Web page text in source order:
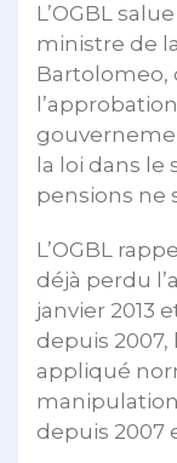
L’OGBL
ministre de
Bartolomeo,
la loi dans le
pensions ne
L’OGBL
déjà perdu
janvier 2013
depuis 2007,
appliqué
depuis 2007